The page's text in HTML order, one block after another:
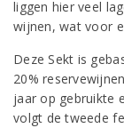
liggen hier veel
wijnen, wat voor
Deze Sekt is
20%
jaar op gebruikte
volgt de tweede